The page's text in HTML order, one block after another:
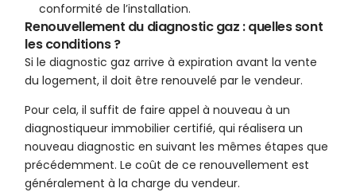
conformité de l’installation.
Renouvellement du diagnostic gaz : quelles sont
les conditions ?
Si le diagnostic gaz arrive à expiration avant la vente
du logement, il doit être renouvelé par le vendeur.
Pour cela, il suffit de faire appel à nouveau à un
diagnostiqueur immobilier certifié, qui réalisera un
nouveau diagnostic en suivant les mêmes étapes que
précédemment. Le coût de ce renouvellement est
généralement à la charge du vendeur.